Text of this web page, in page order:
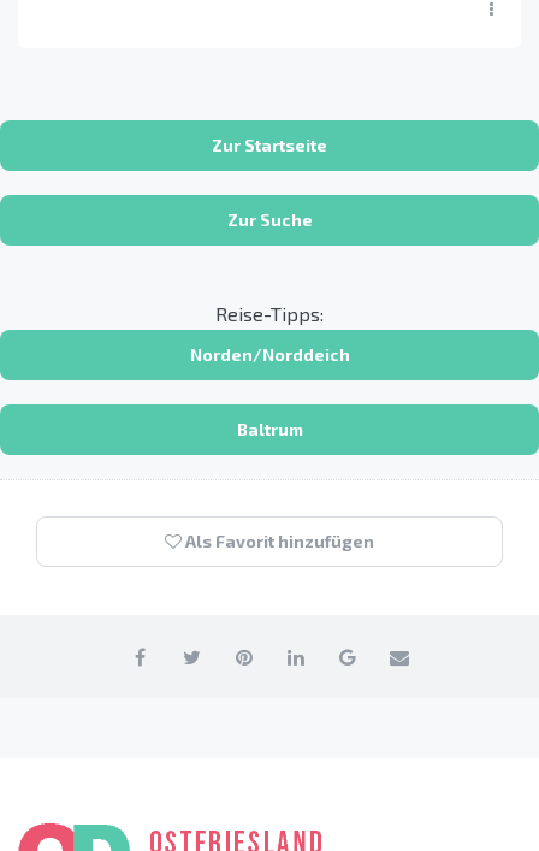
Zur Startseite
Zur Suche
Reise-Tipps:
Norden/Norddeich
Baltrum
Als Favorit hinzufügen